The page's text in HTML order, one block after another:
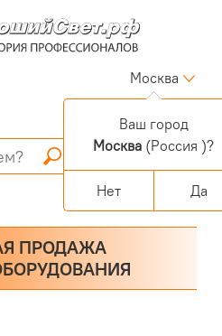
Москва
Войти
Регистрация
Корзина
0 позиций
Персональный раздел
ПРОДАЖА
Ваш город
Москва (Россия )?
Нет Да